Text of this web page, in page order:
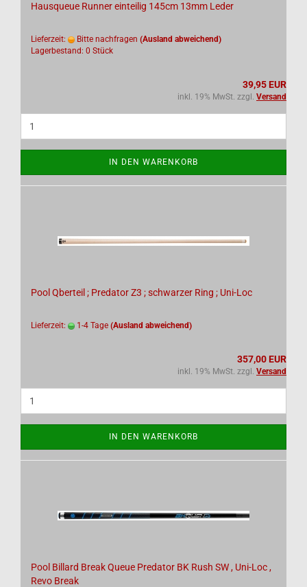
Hausqueue Runner einteilig 145cm 13mm Leder
Lieferzeit: Bitte nachfragen (Ausland abweichend)
Lagerbestand: 0 Stück
39,95 EUR
inkl. 19% MwSt. zzgl. Versand
IN DEN WARENKORB
Pool Qberteil ; Predator Z3 ; schwarzer Ring ; Uni-Loc
Lieferzeit: 1-4 Tage (Ausland abweichend)
357,00 EUR
inkl. 19% MwSt. zzgl. Versand
IN DEN WARENKORB
Pool Billard Break Queue Predator BK Rush SW , Uni-Loc ,
Revo Break